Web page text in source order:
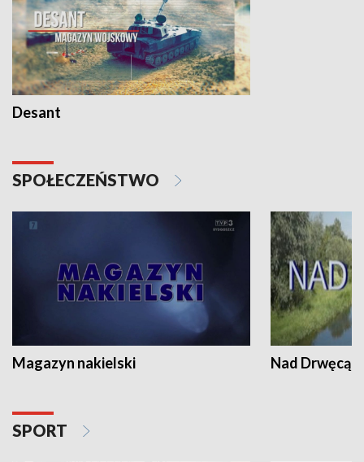
Desant
SPOŁECZEŃSTWO
Magazyn nakielski Nad Drwęcą
SPORT